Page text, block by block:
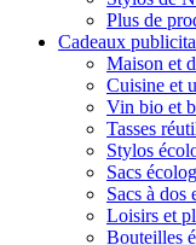
Plus de
Cadeaux
Maison et
Cuisine et
Vin bio et
Tasses
Stylos
Sacs
Sacs à dos
Loisirs et
Bouteilles